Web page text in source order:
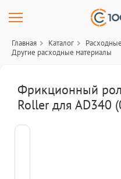
Главная Каталог
Другие расходные материалы
Фрикционный
Roller для AD340